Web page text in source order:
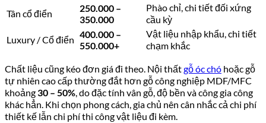
Tân cổ điển
250.000 –
350.000
Phào chỉ, chi tiết đối xứng
cầu kỳ
Luxury / Cổ điển 400.000 –
550.000+
Vật liệu nhập khẩu, chi tiết
chạm khắc
Chất liệu cũng kéo đơn giá đi theo. Nội thấtgỗ óc chó hoặc gỗ
tự nhiên cao cấp thường đắt hơn gỗ công nghiệp MDF/MFC
khoảng30 – 50%, do đặc tính vân gỗ, độ bền và công gia công
khác hẳn. Khi chọn phong cách, gia chủ nên cân nhắc cả chi phí
thiết kế lẫn chi phí thi công vật liệu đi kèm.